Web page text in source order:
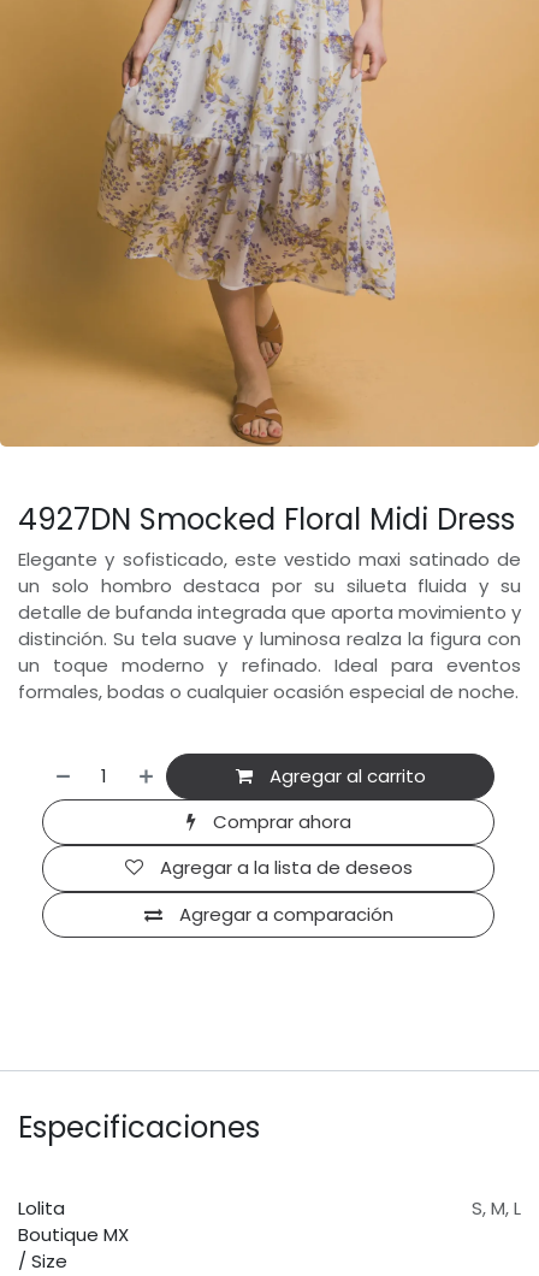
4927DN Smocked Floral Midi Dress
Elegante y sofisticado, este vestido maxi satinado de
un solo hombro destaca por su silueta fluida y su
detalle de bufanda integrada que aporta movimiento y
distinción. Su tela suave y luminosa realza la figura con
un toque moderno y refinado. Ideal para eventos
formales, bodas o cualquier ocasión especial de noche.
Agregar al carrito
Comprar ahora
Agregar a comparación
Agregar a la lista de deseos
Especificaciones
Lolita
Boutique MX
/ Size
S,M,L